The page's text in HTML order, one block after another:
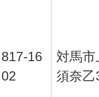
817-16
02
対馬
須奈